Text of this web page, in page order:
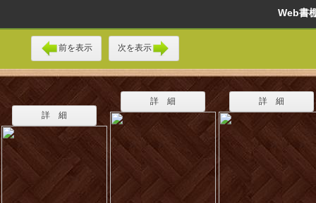
Web
前を表示 次を表示
詳 細
詳 細 詳 細